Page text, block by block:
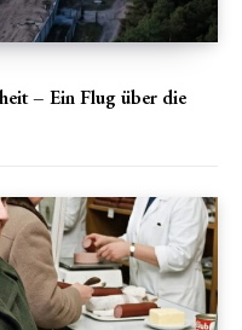
– Ein Flug über die